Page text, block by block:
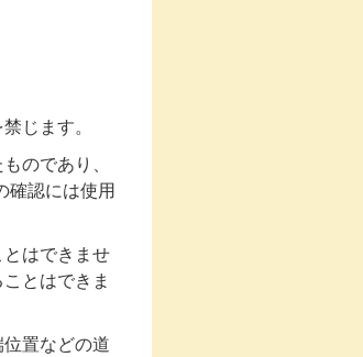
じます。
のであり、
確認には使用
はできませ
とはできま
置などの道